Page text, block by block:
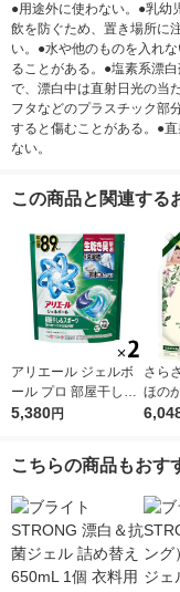
●用途外に使わない。●乳幼
飲を防ぐため、置き場所に
い。●水や他のものを入れ
ることがある。●塩素系漂
で、漂白中は直射日光の当
フタなどのプラスチック部
すると傷むことがある。●
ない。
この商品と関連する
アリエール ジェルボ
ール プロ 部屋干し＆
スポーツ 部屋干しで
1セット（89粒入×2
5,380円
さら
ほの
系の
P＆G
こちらの商品もおす